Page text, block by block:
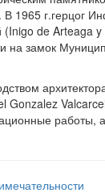
В 1965 г.герцог
(Inigo de Arteaga
на замок
Gonzalez
работы,